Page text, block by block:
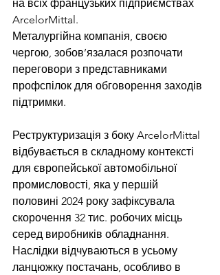
на всіх французьких підприємствах
ArcelorMittal.
Металургійна компанія, своєю
чергою, зобов’язалася розпочати
переговори з представниками
профспілок для обговорення заходів
підтримки.
Реструктуризація з боку ArcelorMittal
відбувається в складному контексті
для європейської автомобільної
промисловості, яка у першій
половині 2024 року зафіксувала
скорочення 32 тис. робочих місць
серед виробників обладнання.
Наслідки відчуваються в усьому
ланцюжку постачань, особливо в